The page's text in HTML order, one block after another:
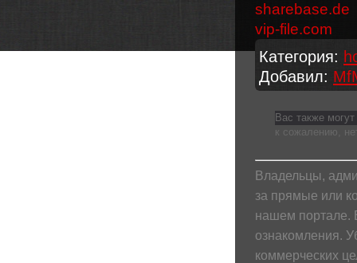
sharebase.de
vip-file.com
Категория:
Добавил:
Вас также
к сожалению,
Владельцы,
за прямые или
нашем портале.
ознакомления.
коммерческих